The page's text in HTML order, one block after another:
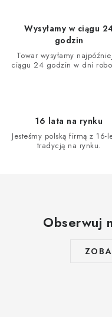
Wysyłamy w ciągu
godzin
Towar wysyłamy
ciągu 24 godzin w dni
16 lata na rynku
Jesteśmy polską firmą z 16-
tradycją na rynku.
Obserwuj